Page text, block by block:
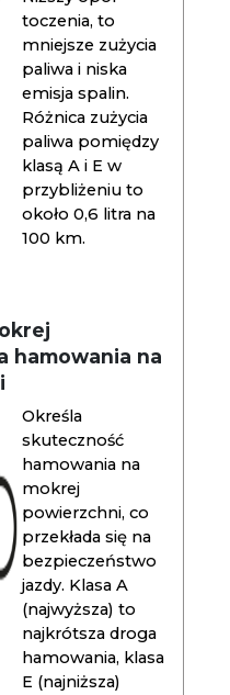
toczenia, to
mniejsze zużycia
paliwa i niska
emisja spalin.
Różnica zużycia
paliwa pomiędzy
klasą A i E w
przybliżeniu to
około 0,6 litra na
100 km.
hamowania na
Określa
skuteczność
hamowania na
mokrej
powierzchni, co
przekłada się na
bezpieczeństwo
jazdy. Klasa A
(najwyższa) to
najkrótsza droga
hamowania, klasa
E (najniższa)